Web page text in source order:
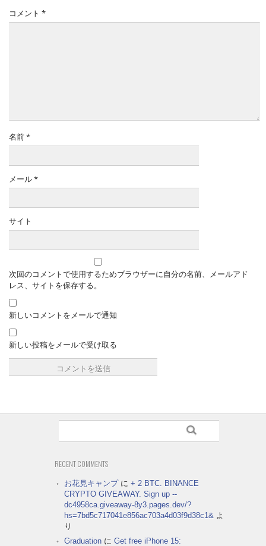
コメント *
名前*
メール*
サイト
次回のコメントで使用するためブラウザーに自分の名前、メールアド
レス、サイトを保存する。
新しいコメントをメールで通知
新しい投稿をメールで受け取る
RECENT COMMENTS
お花見キャンプに + 2 BTC. BINANCE
CRYPTO GIVEAWAY. Sign up --
dc4958ca.giveaway-8y3.pages.dev/?
hs=7bd5c717041e856ac703a4d03f9d38c1& よ
り
Graduation に Get free iPhone 15: